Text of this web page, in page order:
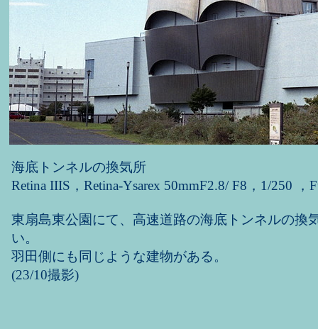
海底トンネルの換気所
Retina IIIS，Retina-Ysarex 50mmF2.8/ F8，1/250 ，
東扇島東公園にて、高速道路の海底トンネルの換
い。
羽田側にも同じような建物がある。
(23/10撮影)